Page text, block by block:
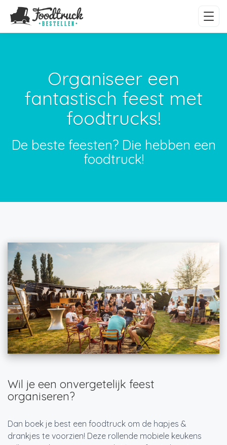
Organiseer een
fantastisch feest met
foodtrucks!
De beste feesten? Die hebben een
foodtruck!
Wil je een onvergetelijk feest
organiseren?
Dan boek je best een foodtruck om de hapjes &
drankjes te voorzien! Deze rollende mobiele keukens